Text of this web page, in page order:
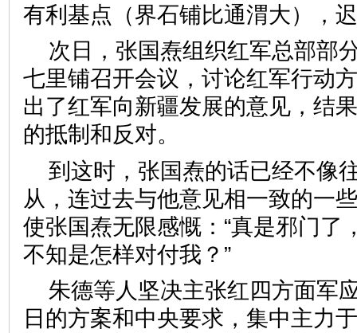
有利基点（界石铺比通渭大），
次日，张国焘组织红军总部部
七里铺召开会议，讨论红军行动
出了红军向新疆发展的意见，结
的抵制和反对。
到这时，张国焘的话已经不像
从，连过去与他意见相一致的一
使张国焘无限感慨：“真是邪门了
不知是怎样对付我？”
朱德等人坚决主张红四方面军
日的方案和中央要求，集中主力